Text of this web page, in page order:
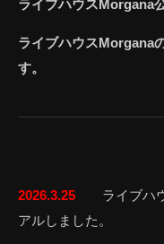
ライブハウスMorgana
ライブハウスMorgana
す。
2026.3.25 ライブハウ
アルしました。